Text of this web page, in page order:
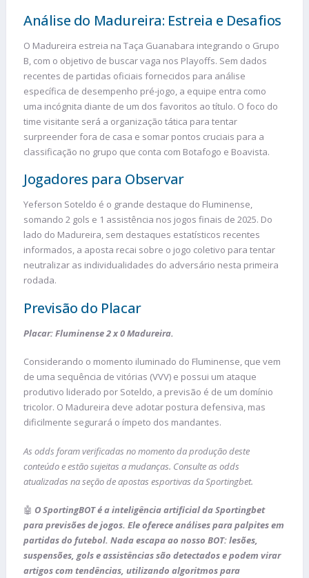
Análise do Madureira: Estreia e Desafios
O Madureira estreia na Taça Guanabara integrando o Grupo
B, com o objetivo de buscar vaga nos Playoffs. Sem dados
recentes de partidas oficiais fornecidos para análise
específica de desempenho pré-jogo, a equipe entra como
uma incógnita diante de um dos favoritos ao título. O foco do
time visitante será a organização tática para tentar
surpreender fora de casa e somar pontos cruciais para a
classificação no grupo que conta com Botafogo e Boavista.
Jogadores para Observar
Yeferson Soteldo é o grande destaque do Fluminense,
somando 2 gols e 1 assistência nos jogos finais de 2025. Do
lado do Madureira, sem destaques estatísticos recentes
informados, a aposta recai sobre o jogo coletivo para tentar
neutralizar as individualidades do adversário nesta primeira
rodada.
Previsão do Placar
Placar: Fluminense 2 x 0 Madureira.
Considerando o momento iluminado do Fluminense, que vem
de uma sequência de vitórias (VVV) e possui um ataque
produtivo liderado por Soteldo, a previsão é de um domínio
tricolor. O Madureira deve adotar postura defensiva, mas
dificilmente segurará o ímpeto dos mandantes.
As odds foram verificadas no momento da produção deste
conteúdo e estão sujeitas a mudanças. Consulte as odds
atualizadas na seção de apostas esportivas da Sportingbet.
🤖 O SportingBOT é a inteligência artificial da Sportingbet
para previsões de jogos. Ele oferece análises para palpites em
partidas do futebol. Nada escapa ao nosso BOT: lesões,
suspensões, gols e assistências são detectados e podem virar
artigos com tendências, utilizando algoritmos para